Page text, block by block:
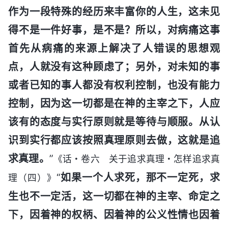
作为一段特殊的经历来丰富你的人生，这未见
得不是一件好事，是不是？所以，对病痛这事
首先从病痛的来源上解决了人错误的思想观
点，人就没有这种顾虑了；另外，对未知的事
或者已知的事人都没有权利控制，也没有能力
控制，因为这一切都是在神的主宰之下，人应
该有的态度与实行原则就是等待与顺服。从认
识到实行都应该按照真理原则去做，这就是追
求真理。 ” 《话・卷六 关于追求真理・怎样追求真
理（四）》 “如果一个人求死，那不一定死，求
生也不一定活，这一切都在神的主宰、命定之
下，因着神的权柄、因着神的公义性情也因着